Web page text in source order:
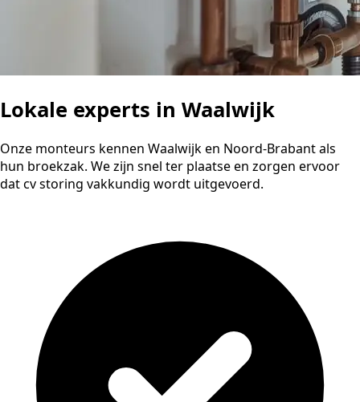
Lokale experts in Waalwijk
Onze monteurs kennen Waalwijk en Noord-Brabant als
hun broekzak. We zijn snel ter plaatse en zorgen ervoor
dat cv storing vakkundig wordt uitgevoerd.